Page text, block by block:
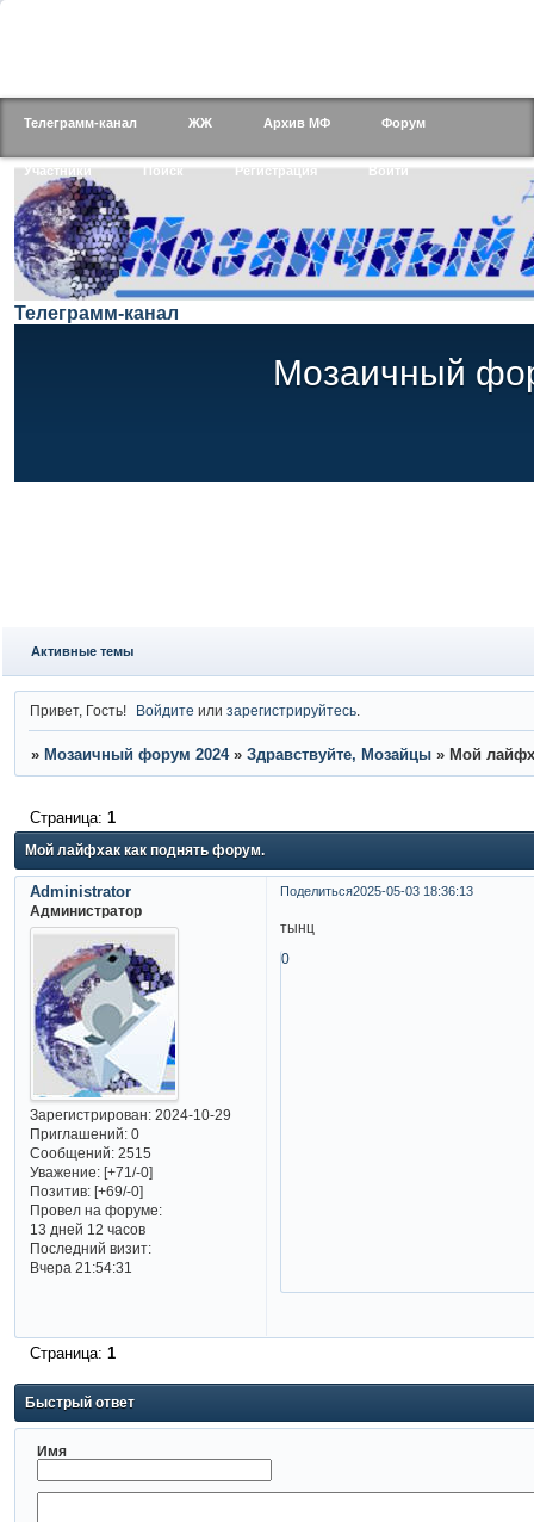
Телеграмм-канал
Мозаичный
Телеграмм-канал ЖЖ Архив МФ Форум
Участники Поиск Регистрация Войти
Активные темы
Привет, Гость! Войдите илизарегистрируйтесь
» Мозаичный форум 2024 » Здравствуйте, Мозайцы » Мой
Мой лайфхак как поднять форум.
Страница: 1
Поделиться2025-05-03 18:36:13
Administrator
Администратор
Зарегистрирован: 2024-10-29
Приглашений:0
Сообщений:2515
Уважение: [+71/-0]
Позитив: [+69/-0]
Провел на форуме:
13 дней 12 часов
Последний визит:
Вчера 21:54:31
тынц
0
Страница: 1
Быстрый ответ
Имя